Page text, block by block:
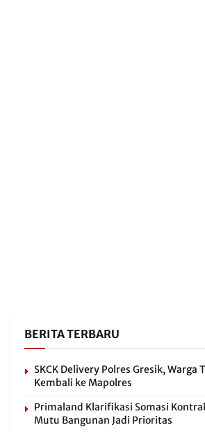
BERITA TERBARU
SKCK Delivery Polres Gresik, Warga
Kembali ke Mapolres
Primaland Klarifikasi Somasi
Mutu Bangunan Jadi Prioritas